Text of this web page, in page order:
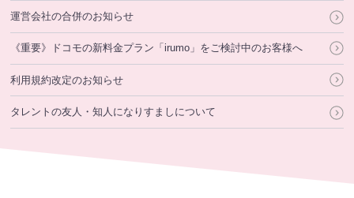
運営会社の合併のお知らせ
《重要》ドコモの新料金プラン「irumo」をご検討中のお客様へ
利用規約改定のお知らせ
タレントの友人・知人になりすましについて